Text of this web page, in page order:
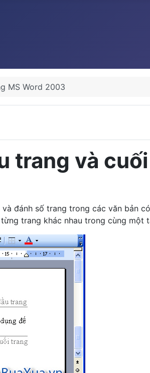
MS Word 2003
trang và
đánh số trang trong các văn bản
trang khác nhau trong cùng một